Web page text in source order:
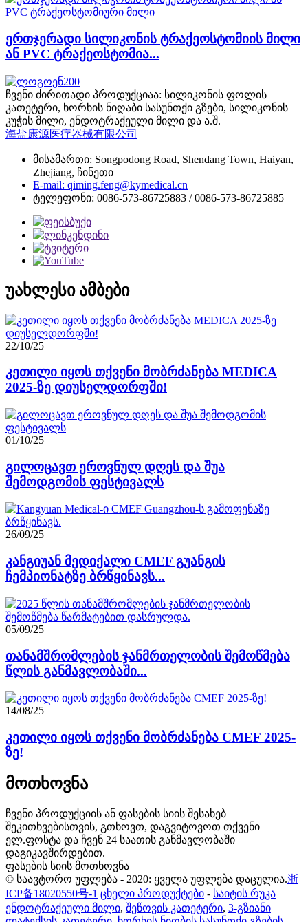
ერთჯერადი სილიკონის ტრაქეოსტომიის მილი
ან PVC ტრაქეოსტომია...
ჩვენი ძირითადი პროდუქციაა: სილიკონის ფოლის
კათეტერი, ხორხის ნიღაბი სასუნთქი გზები, სილიკონის
კუჭის მილი, ენდოტრაქეული მილი და ა.შ.
海盐康源医疗器械有限公司
მისამართი: Songpodong Road, Shendang Town, Haiyan,
Zhejiang, ჩინეთი
E-mail: qiming.feng@kymedical.cn
ტელეფონი: 0086-573-86725883 / 0086-573-86725885
უახლესი ამბები
22/10/25
კეთილი იყოს თქვენი მობრძანება MEDICA
2025-ზე დიუსელდორფში!
01/10/25
გილოცავთ ეროვნულ დღეს და შუა
შემოდგომის ფესტივალს
26/09/25
კანგიუან მედიქალი CMEF გუანგის
ჩემპიონატზე ბრწყინავს...
05/09/25
თანამშრომლების ჯანმრთელობის შემოწმება
წლის განმავლობაში...
14/08/25
კეთილი იყოს თქვენი მობრძანება CMEF 2025-
ზე!
მოთხოვნა
ჩვენი პროდუქციის ან ფასების სიის შესახებ
შეკითხვებისთვის, გთხოვთ, დაგვიტოვოთ თქვენი
ელ.ფოსტა და ჩვენ 24 საათის განმავლობაში
დაგიკავშირდებით.
ფასების სიის მოთხოვნა
© საავტორო უფლება - 2020: ყველა უფლება დაცულია.浙
ICP备18020550号-1 ცხელი პროდუქტები - საიტის რუკა
ენდოტრაქეული მილი, შეწოვის კათეტერი, 3-გზიანი